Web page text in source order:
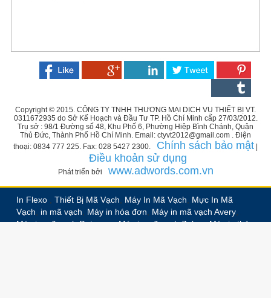
Copyright © 2015. CÔNG TY TNHH THƯƠNG MẠI DỊCH VỤ THIẾT BỊ VT.
0311672935 do Sở Kế Hoạch và Đầu Tư TP. Hồ Chí Minh cấp 27/03/2012.
Trụ sở : 98/1 Đường số 48, Khu Phố 6, Phường Hiệp Bình Chánh, Quận
Thủ Đức, Thành Phố Hồ Chí Minh. Email: ctyvt2012@gmail.com . Điện
thoại: 0834 777 225. Fax: 028 5427 2300.
Chính sách bảo mật
Điều khoản sử dụng
Phát triển bởi www.adwords.com.vn
In Flexo ,Thiết Bị Mã Vạch, Máy In Mã Vạch, Mực In Mã
Vạch, in mã vạch, Máy in hóa đơn, Máy in mã vạch Avery,
Máy in mã vạch Datamax,Máy in mã vạch Zebra,Máy in thẻ